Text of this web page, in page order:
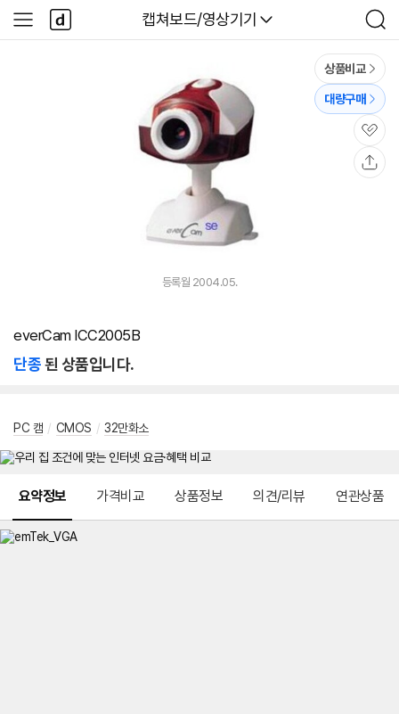
다나와
캡쳐보드/영상기기
검
색
사
이
다
나
와
상품비교
대량구매
관
심
등록월 2004.05.
everCam ICC2005B
단종된 상품입니다.
PC 캠 / CMOS / 32만화소
요약정보 가격비교 상품정보 의견/리뷰 연관상품